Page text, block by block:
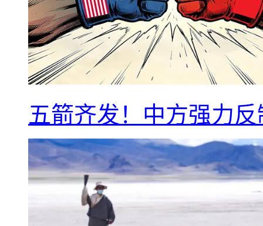
五箭齐发！中方强力